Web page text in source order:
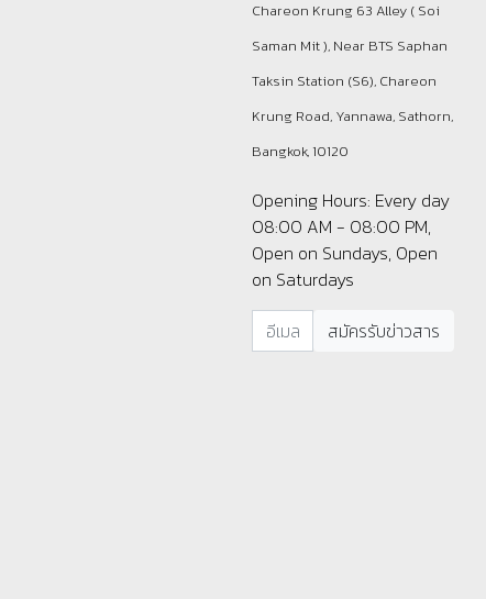
Chareon Krung 63 Alley ( Soi
Saman Mit ), Near BTS Saphan
Taksin Station (S6), Chareon
Krung Road, Yannawa, Sathorn,
Bangkok, 10120
Opening Hours: Every day
08:00 AM - 08:00 PM,
Open on Sundays, Open
on Saturdays